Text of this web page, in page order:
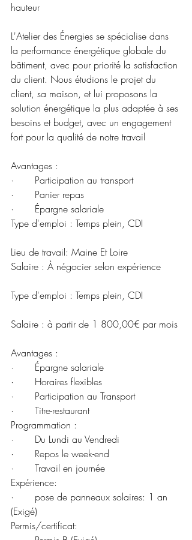
hauteur
L'Atelier des Énergies se spécialise dans
la performance énergétique globale du
bâtiment, avec pour priorité la satisfaction
du client. Nous étudions le projet du
client, sa maison, et lui proposons la
solution énergétique la plus adaptée à ses
besoins et budget, avec un engagement
fort pour la qualité de notre travail
Avantages :
·       Participation au transport
·       Panier repas
·       Épargne salariale
Type d'emploi : Temps plein, CDI
Lieu de travail: Maine Et Loire
Salaire : À négocier selon expérience
Type d'emploi : Temps plein, CDI
Salaire : à partir de 1 800,00€ par mois
Avantages :
·       Épargne salariale
·       Horaires flexibles
·       Participation au Transport
·       Titre-restaurant
Programmation :
·       Du Lundi au Vendredi
·       Repos le week-end
·       Travail en journée
Expérience:
·       pose de panneaux solaires: 1 an
(Exigé)
Permis/certificat: